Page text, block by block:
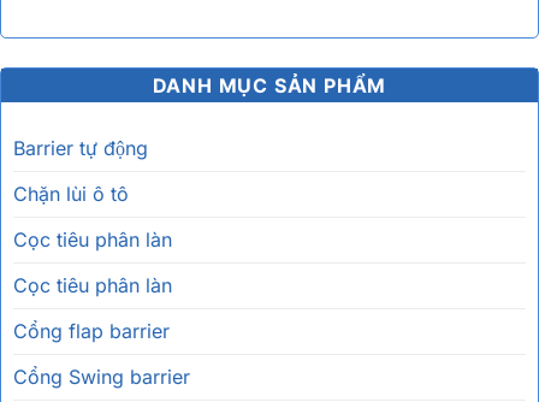
DANH MỤC SẢN PHẨM
Barrier tự động
Chặn lùi ô tô
Cọc tiêu phân làn
Cọc tiêu phân làn
Cổng flap barrier
Cổng Swing barrier